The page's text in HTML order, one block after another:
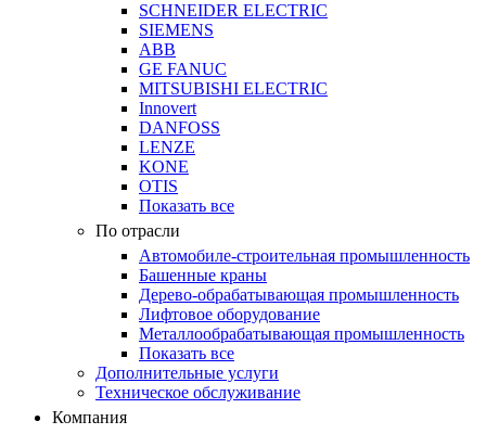
SCHNEIDER ELECTRIC
SIEMENS
ABB
GE FANUC
MITSUBISHI ELECTRIC
Innovert
DANFOSS
LENZE
KONE
OTIS
Показать все
По отрасли
Автомобиле-строительная промышленность
Башенные краны
Дерево-обрабатывающая промышленность
Лифтовое оборудование
Металлообрабатывающая промышленность
Показать все
Дополнительные услуги
Техническое обслуживание
Компания